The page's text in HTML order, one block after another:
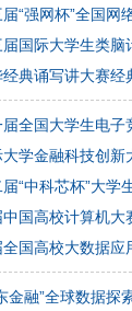
“强网杯”全国网
国际大学生类脑
典诵写讲大赛经
全国大学生电子
学金融科技创新
“中科芯杯”大学
国高校计算机大
国高校大数据应
金融”全球数据探